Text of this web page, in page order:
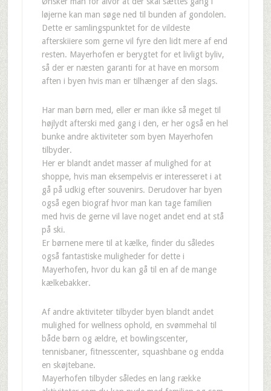
løjerne kan man søge ned til bunden af gondolen.
Dette er samlingspunktet for de vildeste
afterskiiere som gerne vil fyre den lidt mere af end
resten. Mayerhofen er berygtet for et livligt byliv,
så der er næsten garanti for at have en morsom
aften i byen hvis man er tilhænger af den slags.
Har man børn med, eller er man ikke så meget til
højlydt afterski med gang i den, er her også en hel
bunke andre aktiviteter som byen Mayerhofen
tilbyder.
Her er blandt andet masser af mulighed for at
shoppe, hvis man eksempelvis er interesseret i at
gå på udkig efter souvenirs. Derudover har byen
også egen biograf hvor man kan tage familien
med hvis de gerne vil lave noget andet end at stå
på ski.
Er børnene mere til at kælke, finder du således
også fantastiske muligheder for dette i
Mayerhofen, hvor du kan gå til en af de mange
kælkebakker.
Af andre aktiviteter tilbyder byen blandt andet
mulighed for wellness ophold, en svømmehal til
både børn og ældre, et bowlingscenter,
tennisbaner, fitnesscenter, squashbane og endda
en skøjtebane.
Mayerhofen tilbyder således en lang række